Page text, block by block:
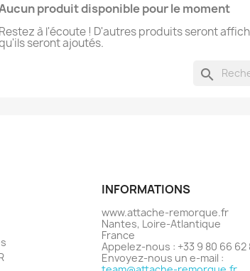
produit disponible pour le moment
Restez à l'écoute ! D'autres produits seront
seront ajoutés.
search
INFORMATIONS
www.attache-remorque.fr
Nantes, Loire-Atlantique
France
Appelez-nous : +33 9 80 66 62
Envoyez-nous un e-mail :